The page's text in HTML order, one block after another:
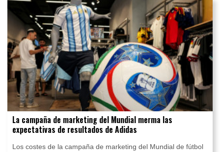
La campaña de marketing del Mundial merma las
expectativas de resultados de Adidas
Los costes de la campaña de marketing del Mundial de fútbol